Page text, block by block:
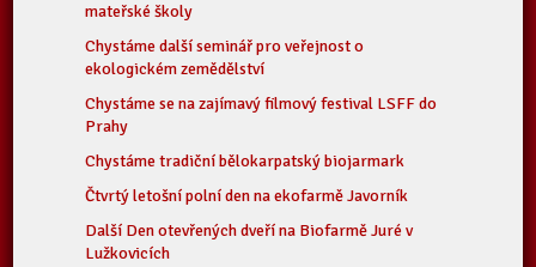
mateřské školy
Chystáme další seminář pro veřejnost o
ekologickém zemědělství
Chystáme se na zajímavý filmový festival LSFF do
Prahy
Chystáme tradiční bělokarpatský biojarmark
Čtvrtý letošní polní den na ekofarmě Javorník
Další Den otevřených dveří na Biofarmě Juré v
Lužkovicích